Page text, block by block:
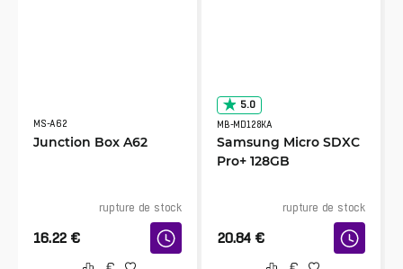
MS-A62
Junction Box A62
rupture de stock
16.22 €
5.0
MB-MD128KA
Samsung Micro SDXC
Pro+ 128GB
rupture de stock
20.84 €